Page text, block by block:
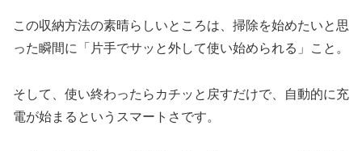
この収納方法の素晴らしいところは、掃除を始めたいと思
った瞬間に「片手でサッと外して使い始められる」こと。
そして、使い終わったらカチッと戻すだけで、自動的に充
電が始まるというスマートさです。